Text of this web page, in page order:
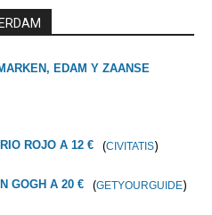
EDAM Y ZAANSE
ROJO A 12 € (CIVITATIS)
GOGH A 20 € (GETYOURGUIDE)